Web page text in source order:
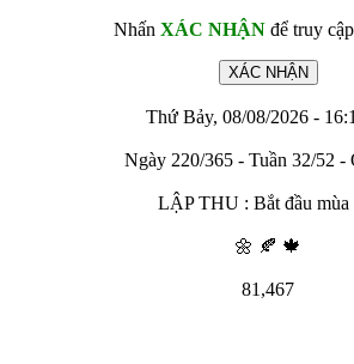
Nhấn XÁC NHẬNđể truy
Thứ Bảy, 08/08/2026 -
Ngày 220/365 - Tuần 32/52 -
LẬP THU : Bắt đầu mùa
🌼 🍂 🍁
81,467